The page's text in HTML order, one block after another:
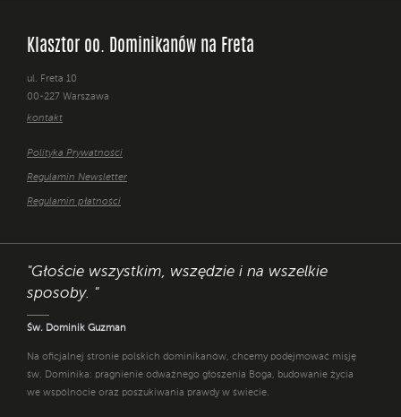
Klasztor oo. Dominikanów na Freta
ul. Freta 10
00-227 Warszawa
kontakt
Polityka Prywatności
Regulamin Newsletter
Regulamin płatności
"Głoście wszystkim, wszędzie i na wszelkie
sposoby. "
Św. Dominik Guzman
Na oficjalnej stronie polskich dominikanów, chcemy podejmować misję
św. Dominika: pragnienie odważnego głoszenia Boga, budowanie życia
we wspólnocie oraz poszukiwania prawdy w świecie.